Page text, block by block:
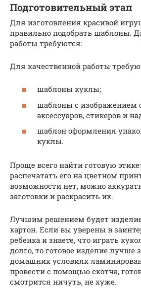
Подготовительный этап
Для изготовления красивой
правильно подобрать шаблоны.
работы требуются:
Для качественной работы
шаблоны куклы;
шаблоны с изображением
аксессуаров, стикеров и
шаблон оформления
куклы.
Проще всего найти готовую
распечатать его на цветном
возможности нет, можно
заготовки и раскрасить их.
Лучшим решением будет
картон. Если вы уверены в
ребенка и знаете, что играть
долго, то готовое изделие лучше
домашних условиях
провести с помощью скотча,
смотрится ничуть, не хуже.